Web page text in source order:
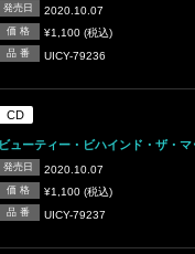
発売日 2020.10.07
価 格 ¥1,100 (税込)
品 番 UICY-79236
CD
ビューティー・ビハインド・ザ・マ
発売日 2020.10.07
価 格 ¥1,100 (税込)
品 番 UICY-79237